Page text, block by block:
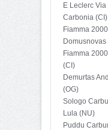
E Leclerc
Carbonia (CI)
Fiamma
Domusnovas
Fiamma
(CI)
Demurtas
(OG)
Sologo
Lula (NU)
Puddu